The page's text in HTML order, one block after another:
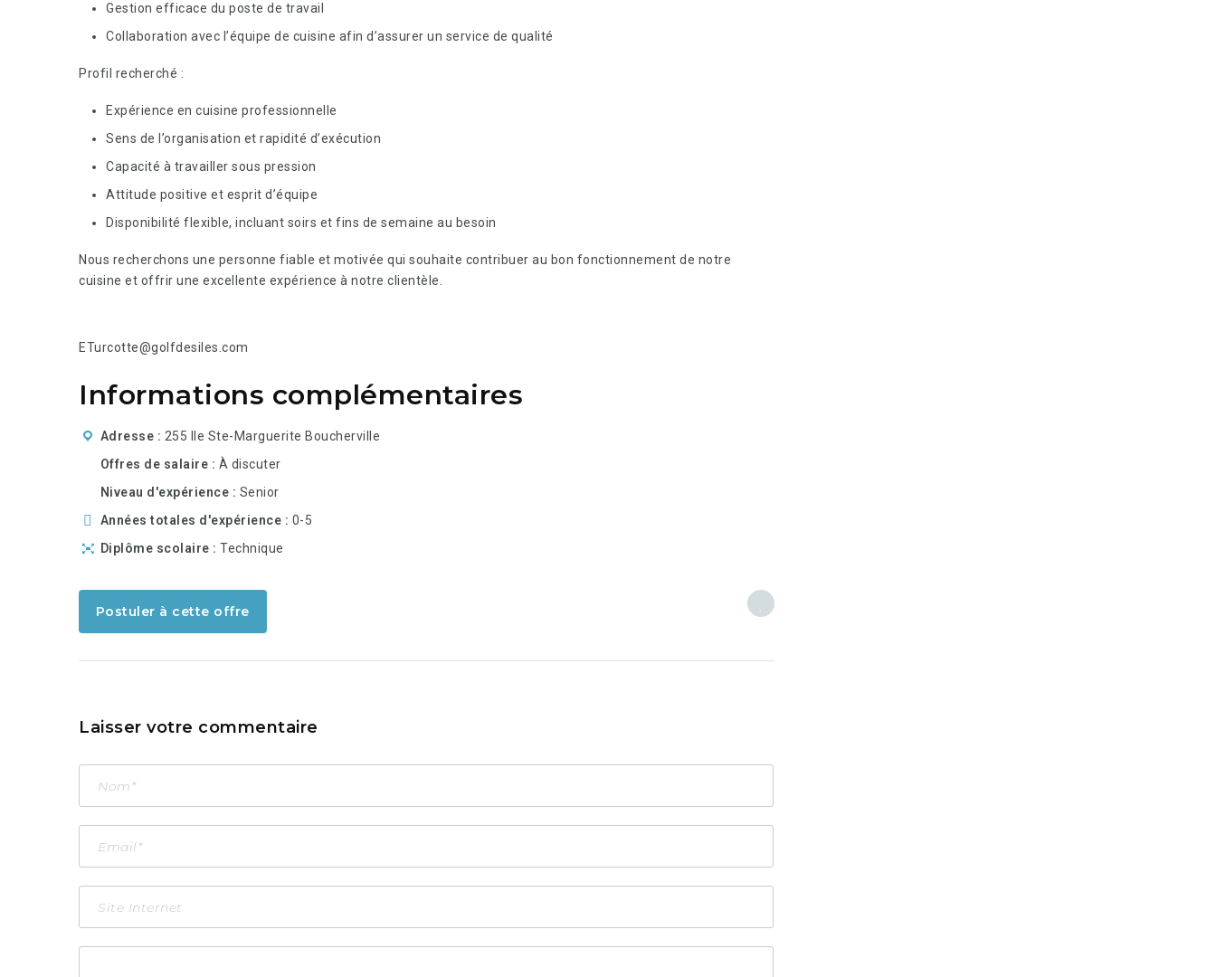
Gestion efficace du poste de travail
Collaboration avec l’équipe de cuisine afin d’assurer un service de qualité
Profil recherché :
Expérience en cuisine professionnelle
Sens de l’organisation et rapidité d’exécution
Capacité à travailler sous pression
Attitude positive et esprit d’équipe
Disponibilité flexible, incluant soirs et fins de semaine au besoin
Nous recherchons une personne fiable et motivée qui souhaite contribuer au bon fonctionnement de notre
cuisine et offrir une excellente expérience à notre clientèle.
ETurcotte@golfdesiles.com
Informations complémentaires
Adresse
255 Ile Ste-Marguerite Boucherville
Offres de salaire
À discuter
Niveau d'expérience
Senior
Années totales d'expérience
0-5
Diplôme scolaire
Technique
Postuler à cette offre
Laisser votre commentaire